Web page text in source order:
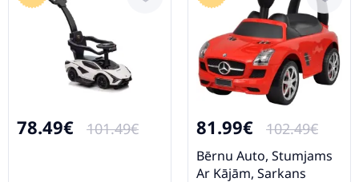
78.49€ 101.49€ 81.99€ 102.49€
Bērnu Auto, Stumjams
Ar Kājām, Sarkans